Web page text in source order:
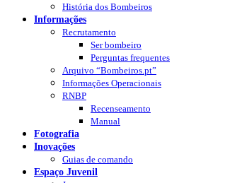
História dos Bombeiros
Informações
Recrutamento
Ser bombeiro
Perguntas frequentes
Arquivo “Bombeiros.pt”
Informações Operacionais
RNBP
Recenseamento
Manual
Fotografia
Inovações
Guias de comando
Espaço Juvenil